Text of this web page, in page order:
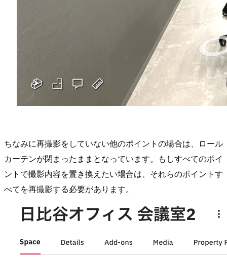
ちなみに再撮影をしていない他のポイントの場合は、ロール
カーテンが閉まったままとなっています。もしすべてのポイ
ントで撮影内容を置き換えたい場合は、それらのポイントす
べてを再撮影する必要があります。